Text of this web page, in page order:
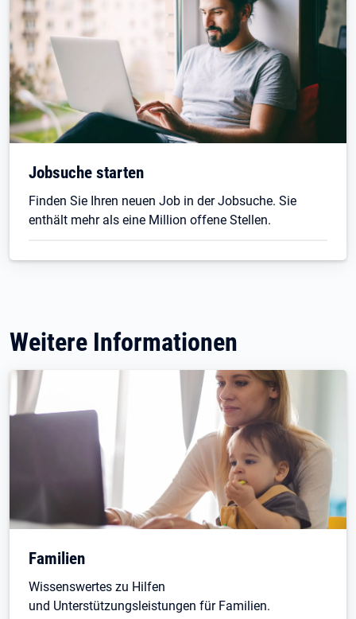
Jobsuche starten
Finden Sie Ihren neuen Job in der Jobsuche. Sie
enthält mehr als eine Million offene Stellen.
Weitere Informationen
Familien
Wissenswertes zu Hilfen
und Unterstützungsleistungen für Familien.